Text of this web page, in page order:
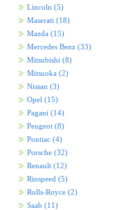
Lincoln (5)
Maserati (18)
Mazda (15)
Mercedes Benz (33)
Mitsubishi (8)
Mitsuoka (2)
Nissan (3)
Opel (15)
Pagani (14)
Peugeot (8)
Pontiac (4)
Porsche (32)
Renault (12)
Rinspeed (5)
Rolls-Royce (2)
Saab (11)